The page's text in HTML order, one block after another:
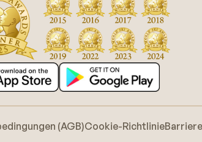
(AGB)Cookie-Richtlinie